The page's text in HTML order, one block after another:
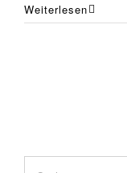
Weiterlesen